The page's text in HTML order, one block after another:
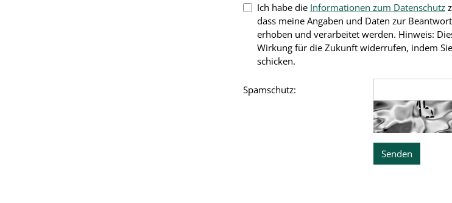
Ich habe die Informationen zum Datenschutz
dass meine Angaben und Daten zur
erhoben und verarbeitet werden. Hinweis:
Wirkung für die Zukunft widerrufen, indem
schicken.
Spamschutz: